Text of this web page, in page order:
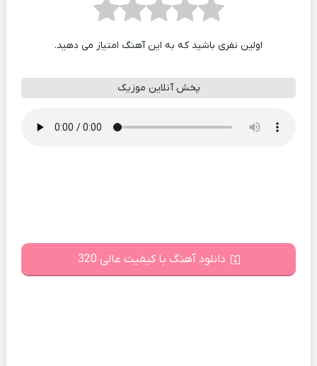
اولین نفری باشید که به این آهنگ امتیاز می دهید.
پخش آنلاین موزیک
دانلود آهنگ با کیفیت عالی 320